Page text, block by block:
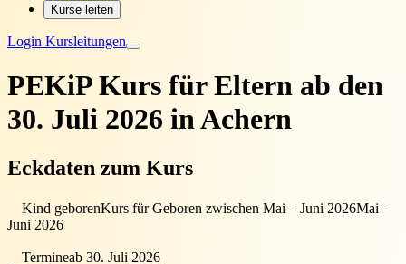
Kurse leiten
Login Kursleitungen
PEKiP Kurs für Eltern ab den
30. Juli 2026 in Achern
Eckdaten zum Kurs
Kind geborenKurs für Geboren zwischen Mai – Juni 2026Mai –
Juni 2026
Termineab 30. Juli 2026